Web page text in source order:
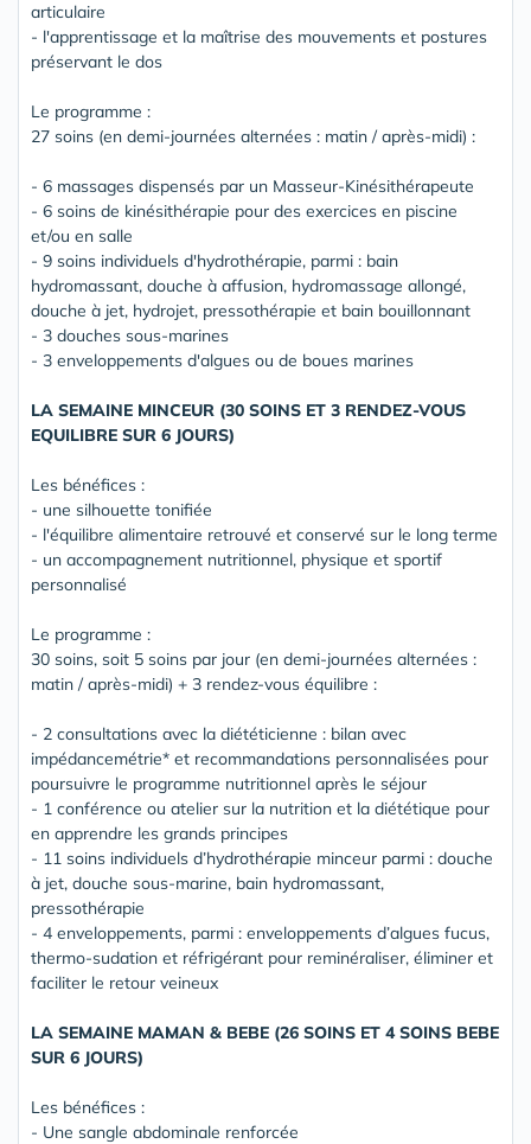
articulaire
- l'apprentissage et la maîtrise des mouvements et postures
préservant le dos
Le programme :
27 soins (en demi-journées alternées : matin / après-midi) :
- 6 massages dispensés par un Masseur-Kinésithérapeute
- 6 soins de kinésithérapie pour des exercices en piscine
et/ou en salle
- 9 soins individuels d'hydrothérapie, parmi : bain
hydromassant, douche à affusion, hydromassage allongé,
douche à jet, hydrojet, pressothérapie et bain bouillonnant
- 3 douches sous-marines
- 3 enveloppements d'algues ou de boues marines
LA SEMAINE MINCEUR (30 SOINS ET 3 RENDEZ-VOUS
EQUILIBRE SUR 6 JOURS)
Les bénéfices :
- une silhouette tonifiée
- l'équilibre alimentaire retrouvé et conservé sur le long terme
- un accompagnement nutritionnel, physique et sportif
personnalisé
Le programme :
30 soins, soit 5 soins par jour (en demi-journées alternées :
matin / après-midi) + 3 rendez-vous équilibre :
- 2 consultations avec la diététicienne : bilan avec
impédancemétrie* et recommandations personnalisées pour
poursuivre le programme nutritionnel après le séjour
- 1 conférence ou atelier sur la nutrition et la diététique pour
en apprendre les grands principes
- 11 soins individuels d’hydrothérapie minceur parmi : douche
à jet, douche sous-marine, bain hydromassant,
pressothérapie
- 4 enveloppements, parmi : enveloppements d’algues fucus,
thermo-sudation et réfrigérant pour reminéraliser, éliminer et
faciliter le retour veineux
LA SEMAINE MAMAN & BEBE (26 SOINS ET 4 SOINS BEBE
SUR 6 JOURS)
Les bénéfices :
- Une sangle abdominale renforcée